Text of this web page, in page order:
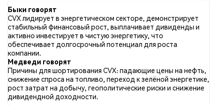
во всех социальных сетях было Бычий. Всего было
опубликовано 0 новостных статей о CVX. В Twitter 31.77%
твитов имели бычий настрой по сравнению с 10.70% твитов с
медвежьим настроем по CVX. 57.53% твитов были
нейтральными по отношению к CVX. Эти данные основаны
на 299 твитах.
Быки говорят
CVX лидирует в энергетическом секторе, демонстрирует
стабильный финансовый рост, выплачивает дивиденды и
активно инвестирует в чистую энергетику, что
обеспечивает долгосрочный потенциал для роста
компании.
Медведи говорят
Причины для шортирования CVX: падающие цены на нефть,
снижение спроса на топливо, переход к зелёной энергетике,
рост затрат на добычу, геополитические риски и снижение
дивидендной доходности.